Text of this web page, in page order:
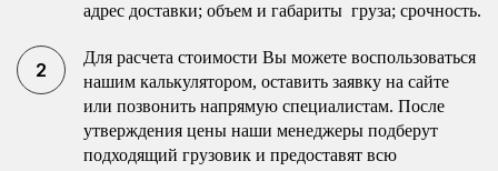
адрес доставки; объем и габариты груза; срочность.
Для расчета стоимости Вы можете воспользоваться
нашим калькулятором, оставить заявку на сайте
или позвонить напрямую специалистам. После
утверждения цены наши менеджеры подберут
подходящий грузовик и предоставят всю